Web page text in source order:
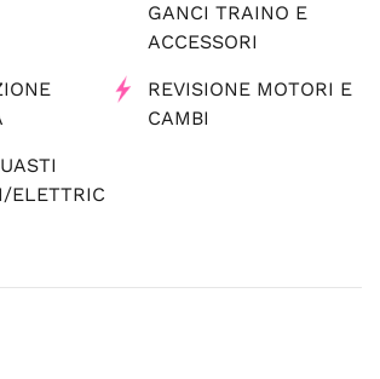
GANCI TRAINO E
ACCESSORI
REVISIONE MOTORI E
CAMBI
ELETTRIC